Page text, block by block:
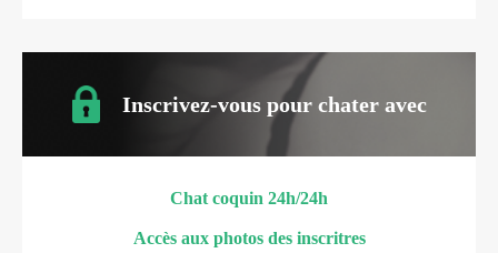
Inscrivez-vous pour chater avec
Chat coquin 24h/24h
Accès aux photos des inscritres